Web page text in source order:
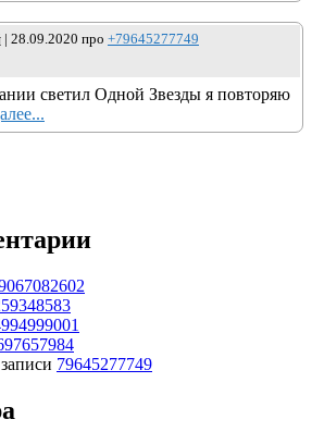
| 28.09.2020 про +79645277749
светил Одной Звезды я повторяю
79645277749